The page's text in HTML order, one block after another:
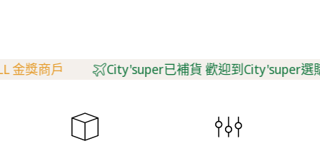
獎商戶 City'super已補貨 歡迎到City'super選購